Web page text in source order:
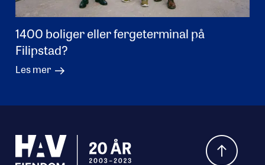
1400 boliger eller fergeterminal på
Filipstad?
Les mer